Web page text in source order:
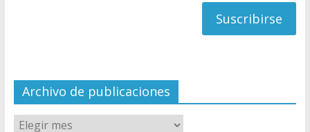
el
Archivo de publicaciones